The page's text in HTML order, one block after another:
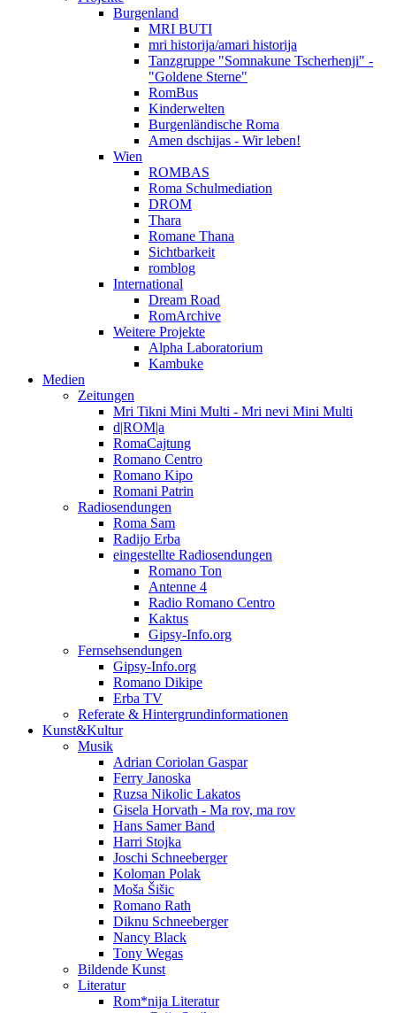
Burgenland
MRI BUTI
mri historija/amari historija
Tanzgruppe "Somnakune Tscherhenji" -
"Goldene Sterne"
RomBus
Kinderwelten
Burgenländische Roma
Amen dschijas - Wir leben!
Wien
ROMBAS
Roma Schulmediation
DROM
Thara
Romane Thana
Sichtbarkeit
romblog
International
Dream Road
RomArchive
Weitere Projekte
Alpha Laboratorium
Kambuke
Medien
Zeitungen
Mri Tikni Mini Multi - Mri nevi Mini Multi
d|ROM|a
RomaCajtung
Romano Centro
Romano Kipo
Romani Patrin
Radiosendungen
Roma Sam
Radijo Erba
eingestellte Radiosendungen
Romano Ton
Antenne 4
Radio Romano Centro
Kaktus
Gipsy-Info.org
Fernsehsendungen
Gipsy-Info.org
Romano Dikipe
Erba TV
Referate & Hintergrundinformationen
Kunst&Kultur
Musik
Adrian Coriolan Gaspar
Ferry Janoska
Ruzsa Nikolic Lakatos
Gisela Horvath - Ma rov, ma rov
Hans Samer Band
Harri Stojka
Joschi Schneeberger
Koloman Polak
Moša Šišic
Romano Rath
Diknu Schneeberger
Nancy Black
Tony Wegas
Bildende Kunst
Literatur
Rom*nija Literatur